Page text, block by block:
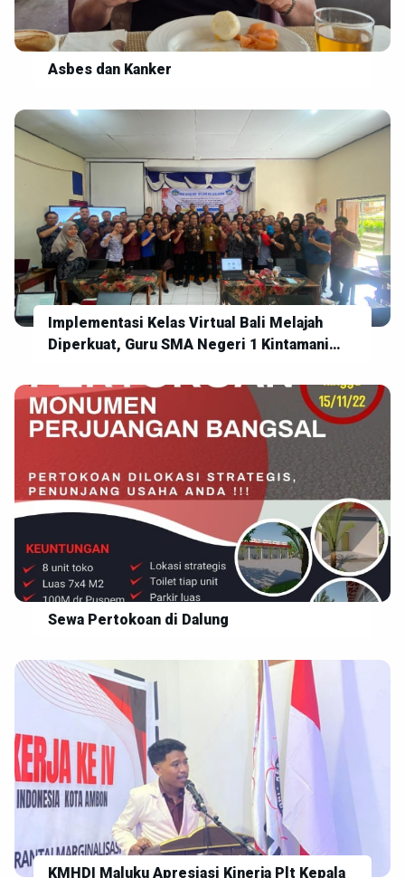
Asbes dan Kanker
Implementasi Kelas Virtual Bali Melajah
Diperkuat, Guru SMA Negeri 1 Kintamani
Inovatif
Sewa Pertokoan di Dalung
KMHDI Maluku Apresiasi Kinerja Plt Kepala